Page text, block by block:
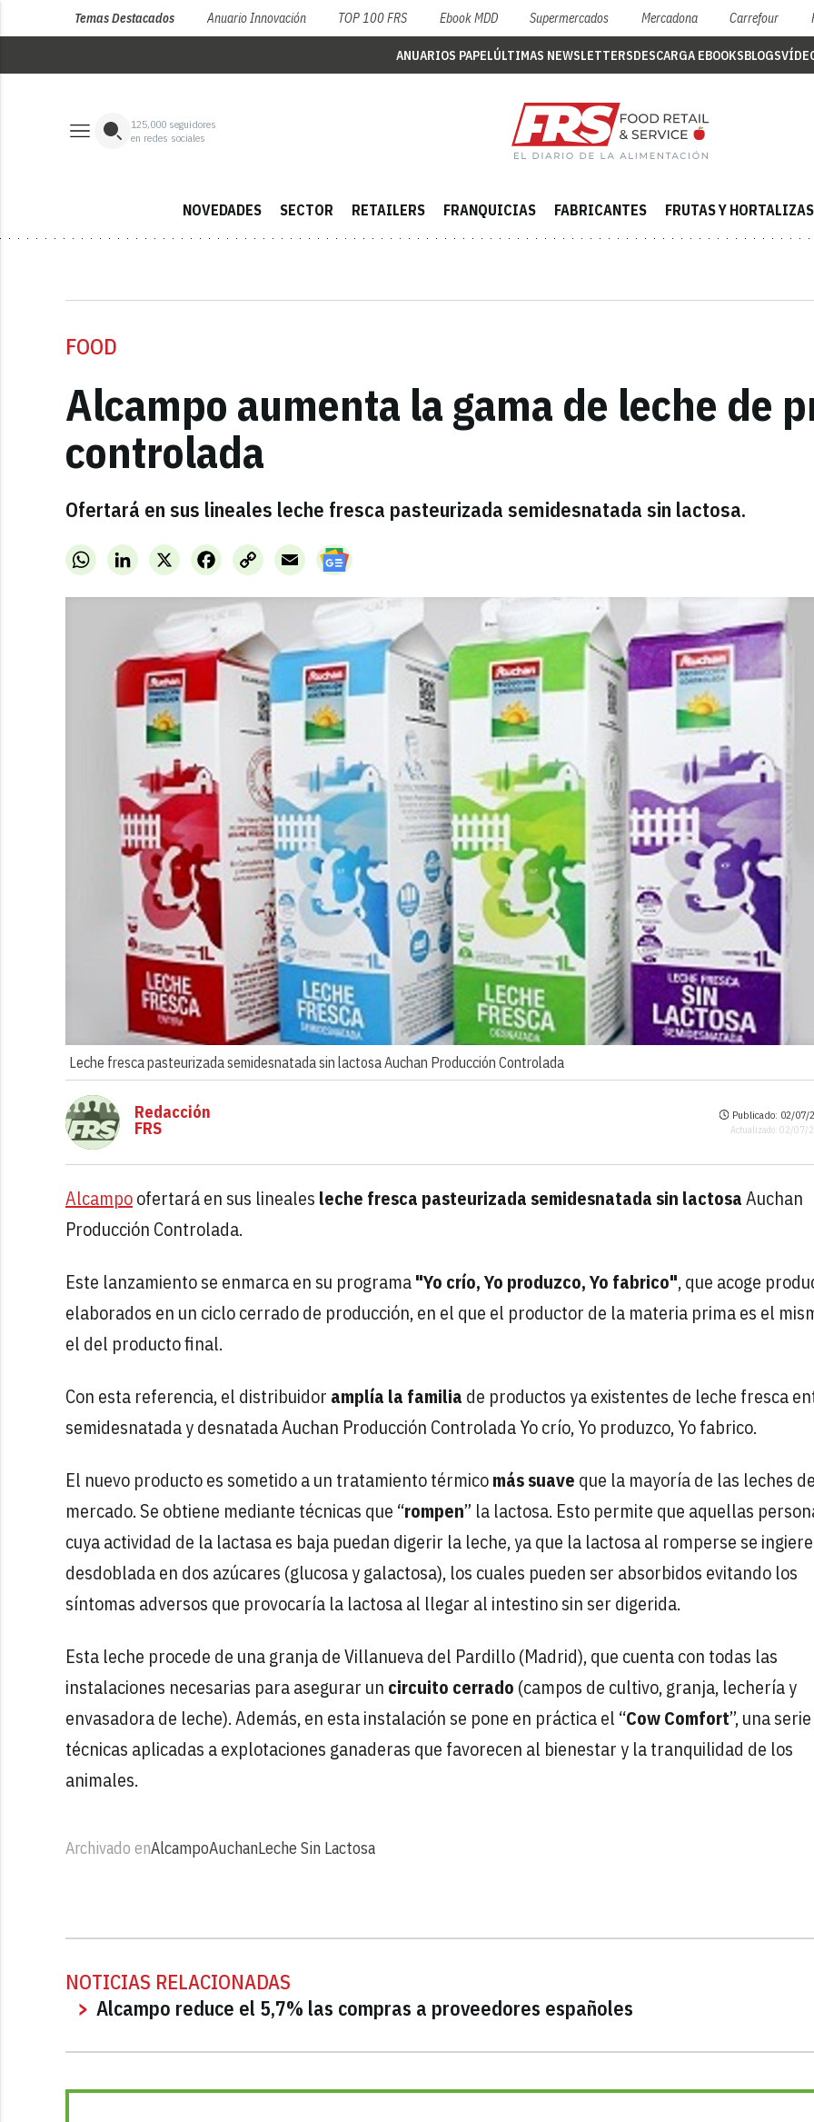
Temas Destacados Anuario Innovación TOP 100 FRS Ebook MDD Supermercados Mercadona Carrefour
ANUARIOS PAPELÚLTIMAS NEWSLETTERSDESCARGA EBOOKSBLOGS
125,000 seguidores
en redes sociales
NOVEDADES SECTOR RETAILERS FRANQUICIAS FABRICANTES FRUTAS Y HORTALIZAS
FOOD
Alcampo aumenta la gama de leche de
controlada
Ofertará en sus lineales leche fresca pasteurizada semidesnatada sin lactosa.
WhatsAppLinkedInX FacebookCopy
Link
Email
Leche fresca pasteurizada semidesnatada sin lactosa Auchan Producción Controlada
Redacción
FRS
Publicado: 02/07/
Actualizado: 02/07/
Alcampoofertará en sus lineales leche fresca pasteurizada semidesnatada sin lactosaAuchan
Producción Controlada.
Este lanzamiento se enmarca en su programa"Yo crío, Yo produzco, Yo fabrico", que acoge
elaborados en un ciclo cerrado de producción, en el que el productor de la materia prima es el
el del producto final.
Con esta referencia, el distribuidor amplía la familia de productos ya existentes de leche fresca
semidesnatada y desnatada Auchan Producción Controlada Yo crío, Yo produzco, Yo fabrico.
El nuevo producto es sometido a un tratamiento térmicomás suave que la mayoría de las leches
mercado. Se obtiene mediante técnicas que “rompen” la lactosa. Esto permite que aquellas
cuya actividad de la lactasa es baja puedan digerir la leche, ya que la lactosa al romperse se ingiere
desdoblada en dos azúcares (glucosa y galactosa), los cuales pueden ser absorbidos evitando los
síntomas adversos que provocaría la lactosa al llegar al intestino sin ser digerida.
Esta leche procede de una granja de Villanueva del Pardillo (Madrid), que cuenta con todas las
instalaciones necesarias para asegurar un circuito cerrado (campos de cultivo, granja, lechería y
envasadora de leche). Además, en esta instalación se pone en práctica el ‘‘Cow Comfort’’, una
técnicas aplicadas a explotaciones ganaderas que favorecen al bienestar y la tranquilidad de los
animales.
Archivado enAlcampoAuchanLeche Sin Lactosa
NOTICIAS RELACIONADAS
Alcampo reduce el 5,7% las compras a proveedores españoles